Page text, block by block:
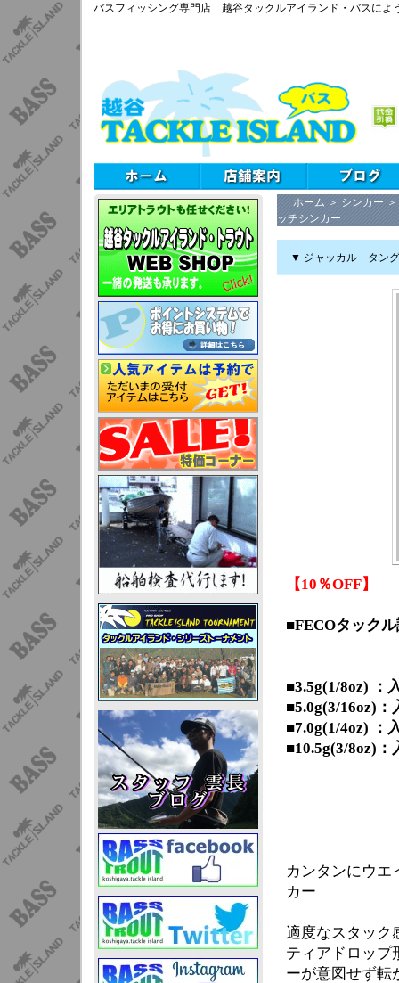
バスフィッシング専門店 越谷タックルアイランド・バスによ
ホーム ＞ シンカー ＞
ッチシンカー
▼ ジャッカル タング
【10％OFF】
■FECOタック
■3.5g(1/8oz) ：
■5.0g(3/16oz)：
■7.0g(1/4oz) ：
■10.5g(3/8oz)：
カンタンにウエ
カー
適度なスタック
ティアドロップ
ーが意図せず転